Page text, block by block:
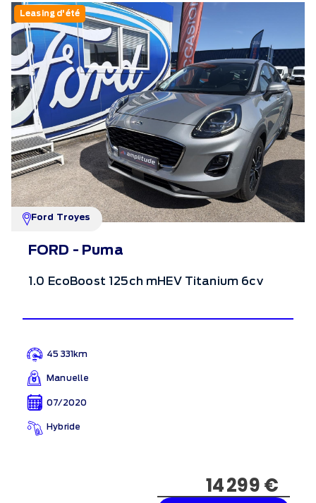
Leasing d'été
Ford Troyes
FORD - Puma
1.0 EcoBoost 125ch mHEV Titanium 6cv
45 331km
Manuelle
07/2020
Hybride
14 299 €